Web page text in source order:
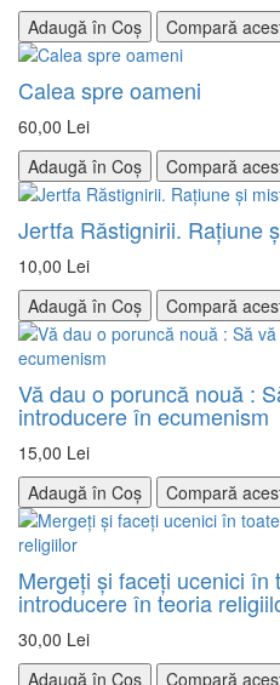
Adaugă în Coș
Compară
Calea spre oameni
60,00 Lei
Adaugă în Coș
Compară
Jertfa Răstignirii. Raţiune
10,00 Lei
Adaugă în Coș
Compară
Vă dau o poruncă nouă :
introducere în ecumenism
15,00 Lei
Adaugă în Coș
Compară
Mergeţi şi faceţi ucenici în
introducere în teoria
30,00 Lei
Adaugă în Coș
Compară